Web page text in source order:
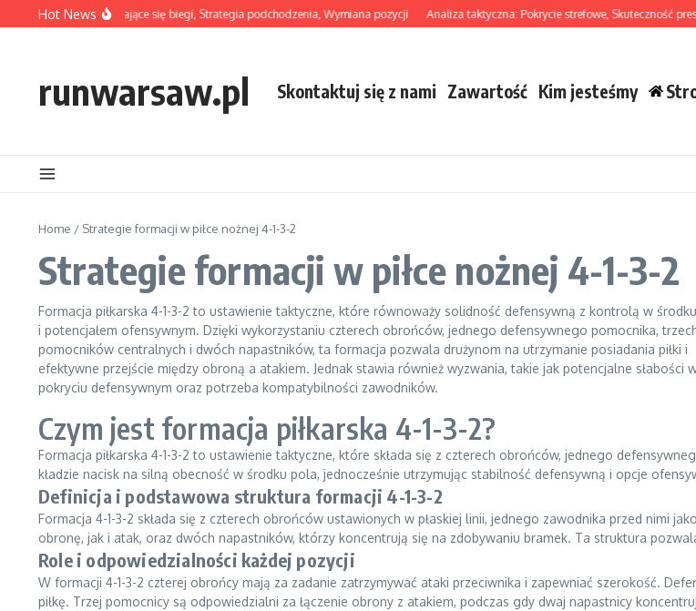
Skip to content
Hot News
Nakładające się biegi, Strategia podchodzenia, Wymiana pozycji Analiza taktyczna: Pokrycie strefowe, Skuteczność pressingu,
runwarsaw.pl Skontaktuj się z nami Zawartość Kim jesteśmy
Home / Strategie formacji w piłce nożnej 4-1-3-2
Strategie formacji w piłce nożnej 4-1-3-2
Formacja piłkarska 4-1-3-2 to ustawienie taktyczne, które równoważy solidność defensywną z kontrolą w
i potencjałem ofensywnym. Dzięki wykorzystaniu czterech obrońców, jednego defensywnego pomocnika,
pomocników centralnych i dwóch napastników, ta formacja pozwala drużynom na utrzymanie posiadania piłki i
efektywne przejście między obroną a atakiem. Jednak stawia również wyzwania, takie jak potencjalne słabości
pokryciu defensywnym oraz potrzeba kompatybilności zawodników.
Czym jest formacja piłkarska 4-1-3-2?
Formacja piłkarska 4-1-3-2 to ustawienie taktyczne, które składa się z czterech obrońców, jednego
kładzie nacisk na silną obecność w środku pola, jednocześnie utrzymując stabilność defensywną i opcje
Definicja i podstawowa struktura formacji 4-1-3-2
Formacja 4-1-3-2 składa się z czterech obrońców ustawionych w płaskiej linii, jednego zawodnika przed nimi
obronę, jak i atak, oraz dwóch napastników, którzy koncentrują się na zdobywaniu bramek. Ta struktura
Role i odpowiedzialności każdej pozycji
W formacji 4-1-3-2 czterej obrońcy mają za zadanie zatrzymywać ataki przeciwnika i zapewniać szerokość.
piłkę. Trzej pomocnicy są odpowiedzialni za łączenie obrony z atakiem, podczas gdy dwaj napastnicy